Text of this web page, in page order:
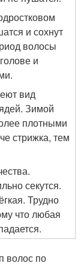
и сохнут
волосы
и
вид
Зимой
плотными
стрижка, тем
секутся.
Трудно
что любая
волос по